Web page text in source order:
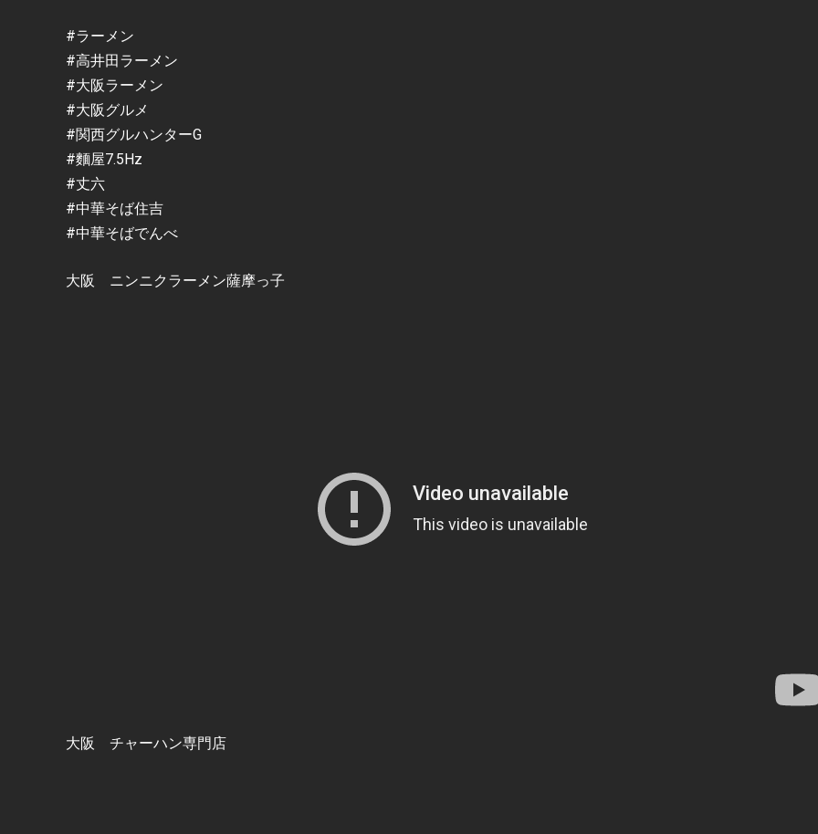
#ラーメン
#高井田ラーメン
#大阪ラーメン
#大阪グルメ
#関西グルハンターG
#麵屋7.5Hz
#丈六
#中華そば住吉
#中華そばでんべ
大阪 ニンニクラーメン薩摩っ子
大阪 チャーハン専門店